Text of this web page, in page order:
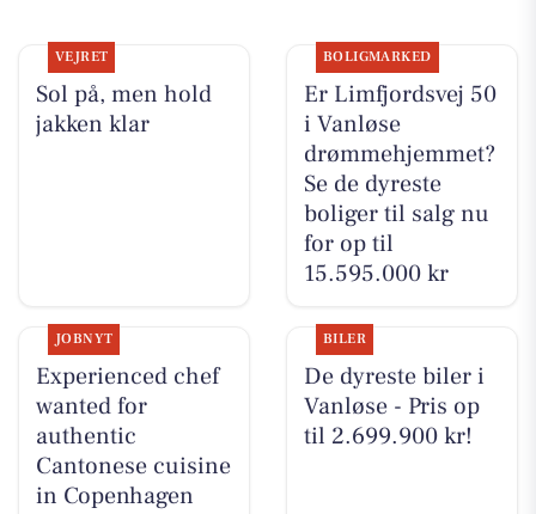
VEJRET
Sol på, men hold
jakken klar
BOLIGMARKED
Er Limfjordsvej 50
i Vanløse
drømmehjemmet?
Se de dyreste
boliger til salg nu
for op til
15.595.000 kr
JOBNYT
Experienced chef
wanted for
authentic
Cantonese cuisine
in Copenhagen
BILER
De dyreste biler i
Vanløse - Pris op
til 2.699.900 kr!